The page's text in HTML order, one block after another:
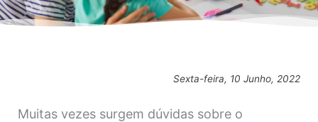
Sexta-feira, 10 Junho, 2022
Muitas vezes surgem dúvidas sobre o